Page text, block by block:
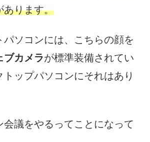
あります。
パソコンには、こちらの顔を
ブカメラが標準装備されてい
トップパソコンにそれはあり
会議をやるってことになって